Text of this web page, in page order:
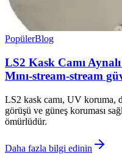
PopülerBlog
LS2 Kask Camı
Mını-stream-stream
LS2 kask camı, UV koruma,
görüşü ve güneş koruması
ömürlüdür.
Daha fazla bilgi edinin